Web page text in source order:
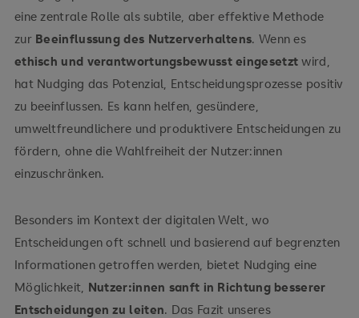
eine zentrale Rolle als subtile, aber effektive Methode
zur Beeinflussung des Nutzerverhaltens. Wenn es
ethisch und verantwortungs­bewusst eingesetzt wird,
hat Nudging das Potenzial, Entscheidungsprozesse positiv
zu beeinflussen. Es kann helfen, gesündere,
umweltfreundlichere und produktivere Entscheidungen zu
fördern, ohne die Wahlfreiheit der Nutzer:innen
einzuschränken.
Besonders im Kontext der digitalen Welt, wo
Entscheidungen oft schnell und basierend auf begrenzten
Informationen getroffen werden, bietet Nudging eine
Möglichkeit, Nutzer:innen sanft in Richtung besserer
Entscheidungen zu leiten. Das Fazit unseres